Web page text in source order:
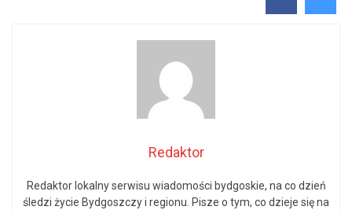
Redaktor
Redaktor lokalny serwisu wiadomości bydgoskie, na co dzień
śledzi życie Bydgoszczy i regionu. Pisze o tym, co dzieje się na